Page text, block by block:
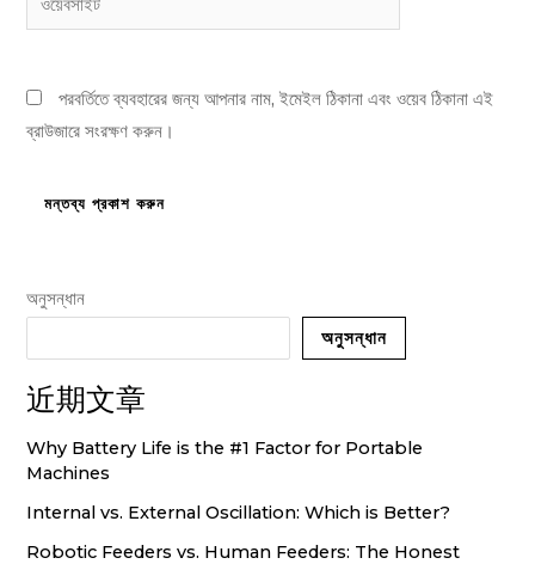
পরবর্তিতে ব্যবহারের জন্য আপনার নাম, ইমেইল ঠিকানা এবং ওয়েব ঠিকানা এই
ব্রাউজারে সংরক্ষণ করুন।
অনুসন্ধান
অনুসন্ধান
近期文章
Why Battery Life is the #1 Factor for Portable
Machines
Internal vs. External Oscillation: Which is Better?
Robotic Feeders vs. Human Feeders: The Honest